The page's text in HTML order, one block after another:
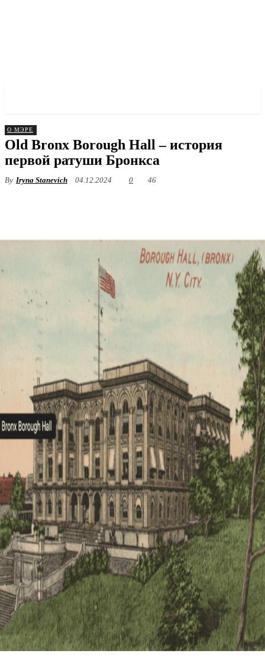
О МЭРЕ
Old Bronx Borough Hall – история
первой ратуши Бронкса
By Iryna Stanevich 04.12.2024 0 46